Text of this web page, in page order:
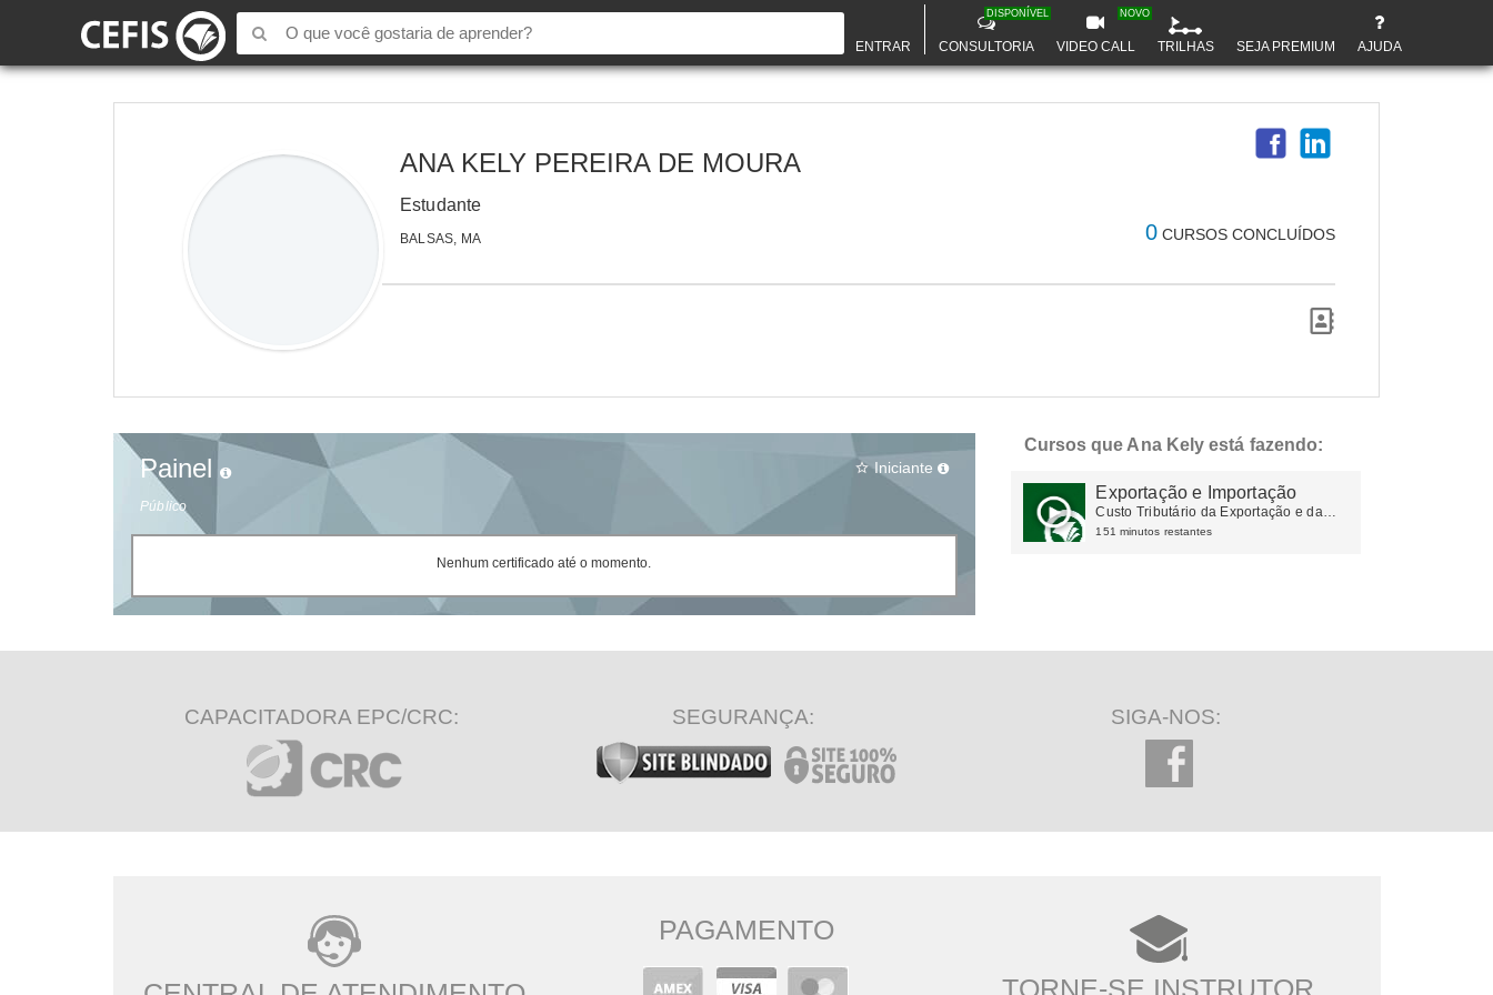
ENTRAR CONSULTORIA
DISPONÍVEL
VIDEO CALL
NOVO
TRILHAS SEJA PREMIUM AJUDA
ANA KELY PEREIRA DE MOURA
Estudante
BALSAS, MA 0 CURSOS CONCLUÍDOS
Painel
Público
star_border Iniciante
Nenhum certificado até o momento.
Cursos que Ana Kely está fazendo:
Exportação e Importação
Custo Tributário da Exportação e da
Importação
151 minutos restantes
CAPACITADORA EPC/CRC: SEGURANÇA: SIGA-NOS:
PAGAMENTO
TORNE-SE INSTRUTOR